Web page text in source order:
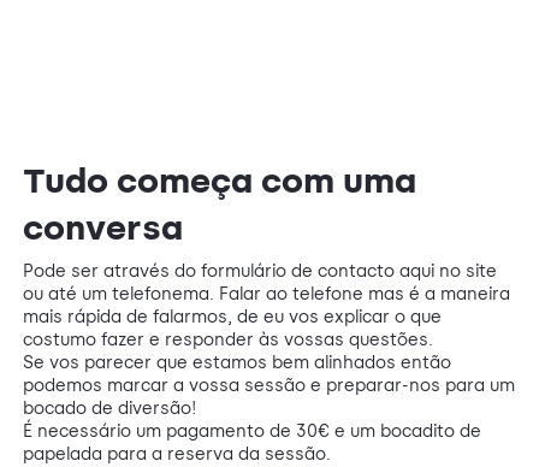
Tudo começa com uma
conversa
Pode ser através do formulário de contacto aqui no site
ou até um telefonema. Falar ao telefone mas é a maneira
mais rápida de falarmos, de eu vos explicar o que
costumo fazer e responder às vossas questões.
Se vos parecer que estamos bem alinhados então
podemos marcar a vossa sessão e preparar-nos para um
bocado de diversão!
É necessário um pagamento de 30€ e um bocadito de
papelada para a reserva da sessão.